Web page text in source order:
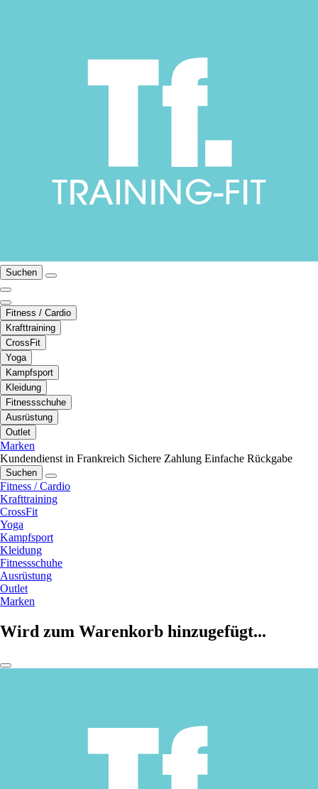
Suchen
Fitness / Cardio
Krafttraining
CrossFit
Yoga
Kampfsport
Kleidung
Fitnessschuhe
Ausrüstung
Outlet
Marken
Kundendienst in Frankreich Sichere Zahlung Einfache Rückgabe
Suchen
Fitness / Cardio
Krafttraining
CrossFit
Yoga
Kampfsport
Kleidung
Fitnessschuhe
Ausrüstung
Outlet
Marken
Wird zum Warenkorb hinzugefügt...